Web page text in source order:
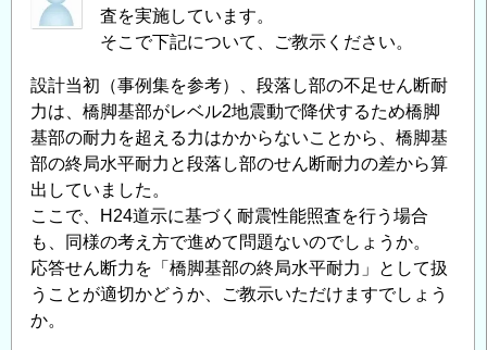
度
期）
～
の
け
究
職
員
を
公
し
ま
す
査を実施しています。
そこで下記について、ご教示ください。
設計当初（事例集を参考）、段落し部の不足せん断耐
力は、橋脚基部がレベル2地震動で降伏するため橋脚
基部の耐力を超える力はかからないことから、橋脚基
部の終局水平耐力と段落し部のせん断耐力の差から算
出していました。
ここで、H24道示に基づく耐震性能照査を行う場合
も、同様の考え方で進めて問題ないのでしょうか。
応答せん断力を「橋脚基部の終局水平耐力」として扱
うことが適切かどうか、ご教示いただけますでしょう
か。